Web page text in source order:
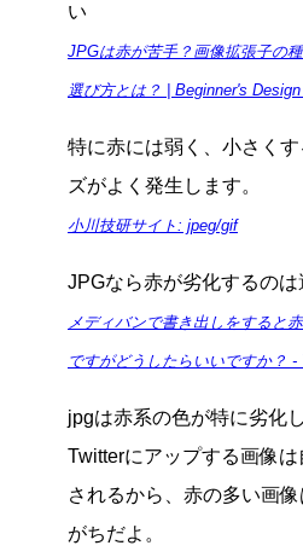
い
JPGは赤が苦手？画像拡張子の
選び方とは？ | Beginner's
特に赤には弱く、小さく
ズがよく発生します。
小川技研サイト: jpeg/gif
JPGなら赤が劣化するのは
メディバンで書き出しをすると
ですがどうしたらいいですか？ -
jpgは赤系の色が特に劣化
Twitterにアップする画像
されるから、赤の多い画
がちだよ。